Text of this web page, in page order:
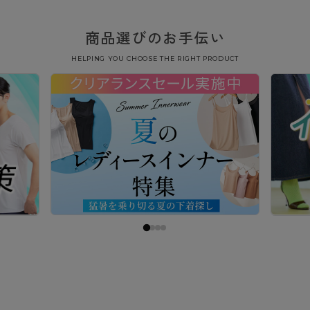
商品選びのお手伝い
HELPING YOU CHOOSE THE RIGHT PRODUCT